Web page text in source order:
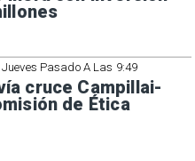
Jueves Pasado A Las 9:49
cruce Campillai-
de Ética